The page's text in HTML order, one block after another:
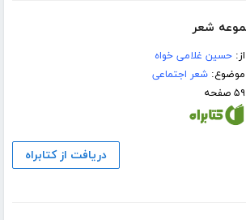
از:حسین غلامی خواه
موضوع:شعر اجتماعی
۵۹ صفحه
دریافت از کتابراه